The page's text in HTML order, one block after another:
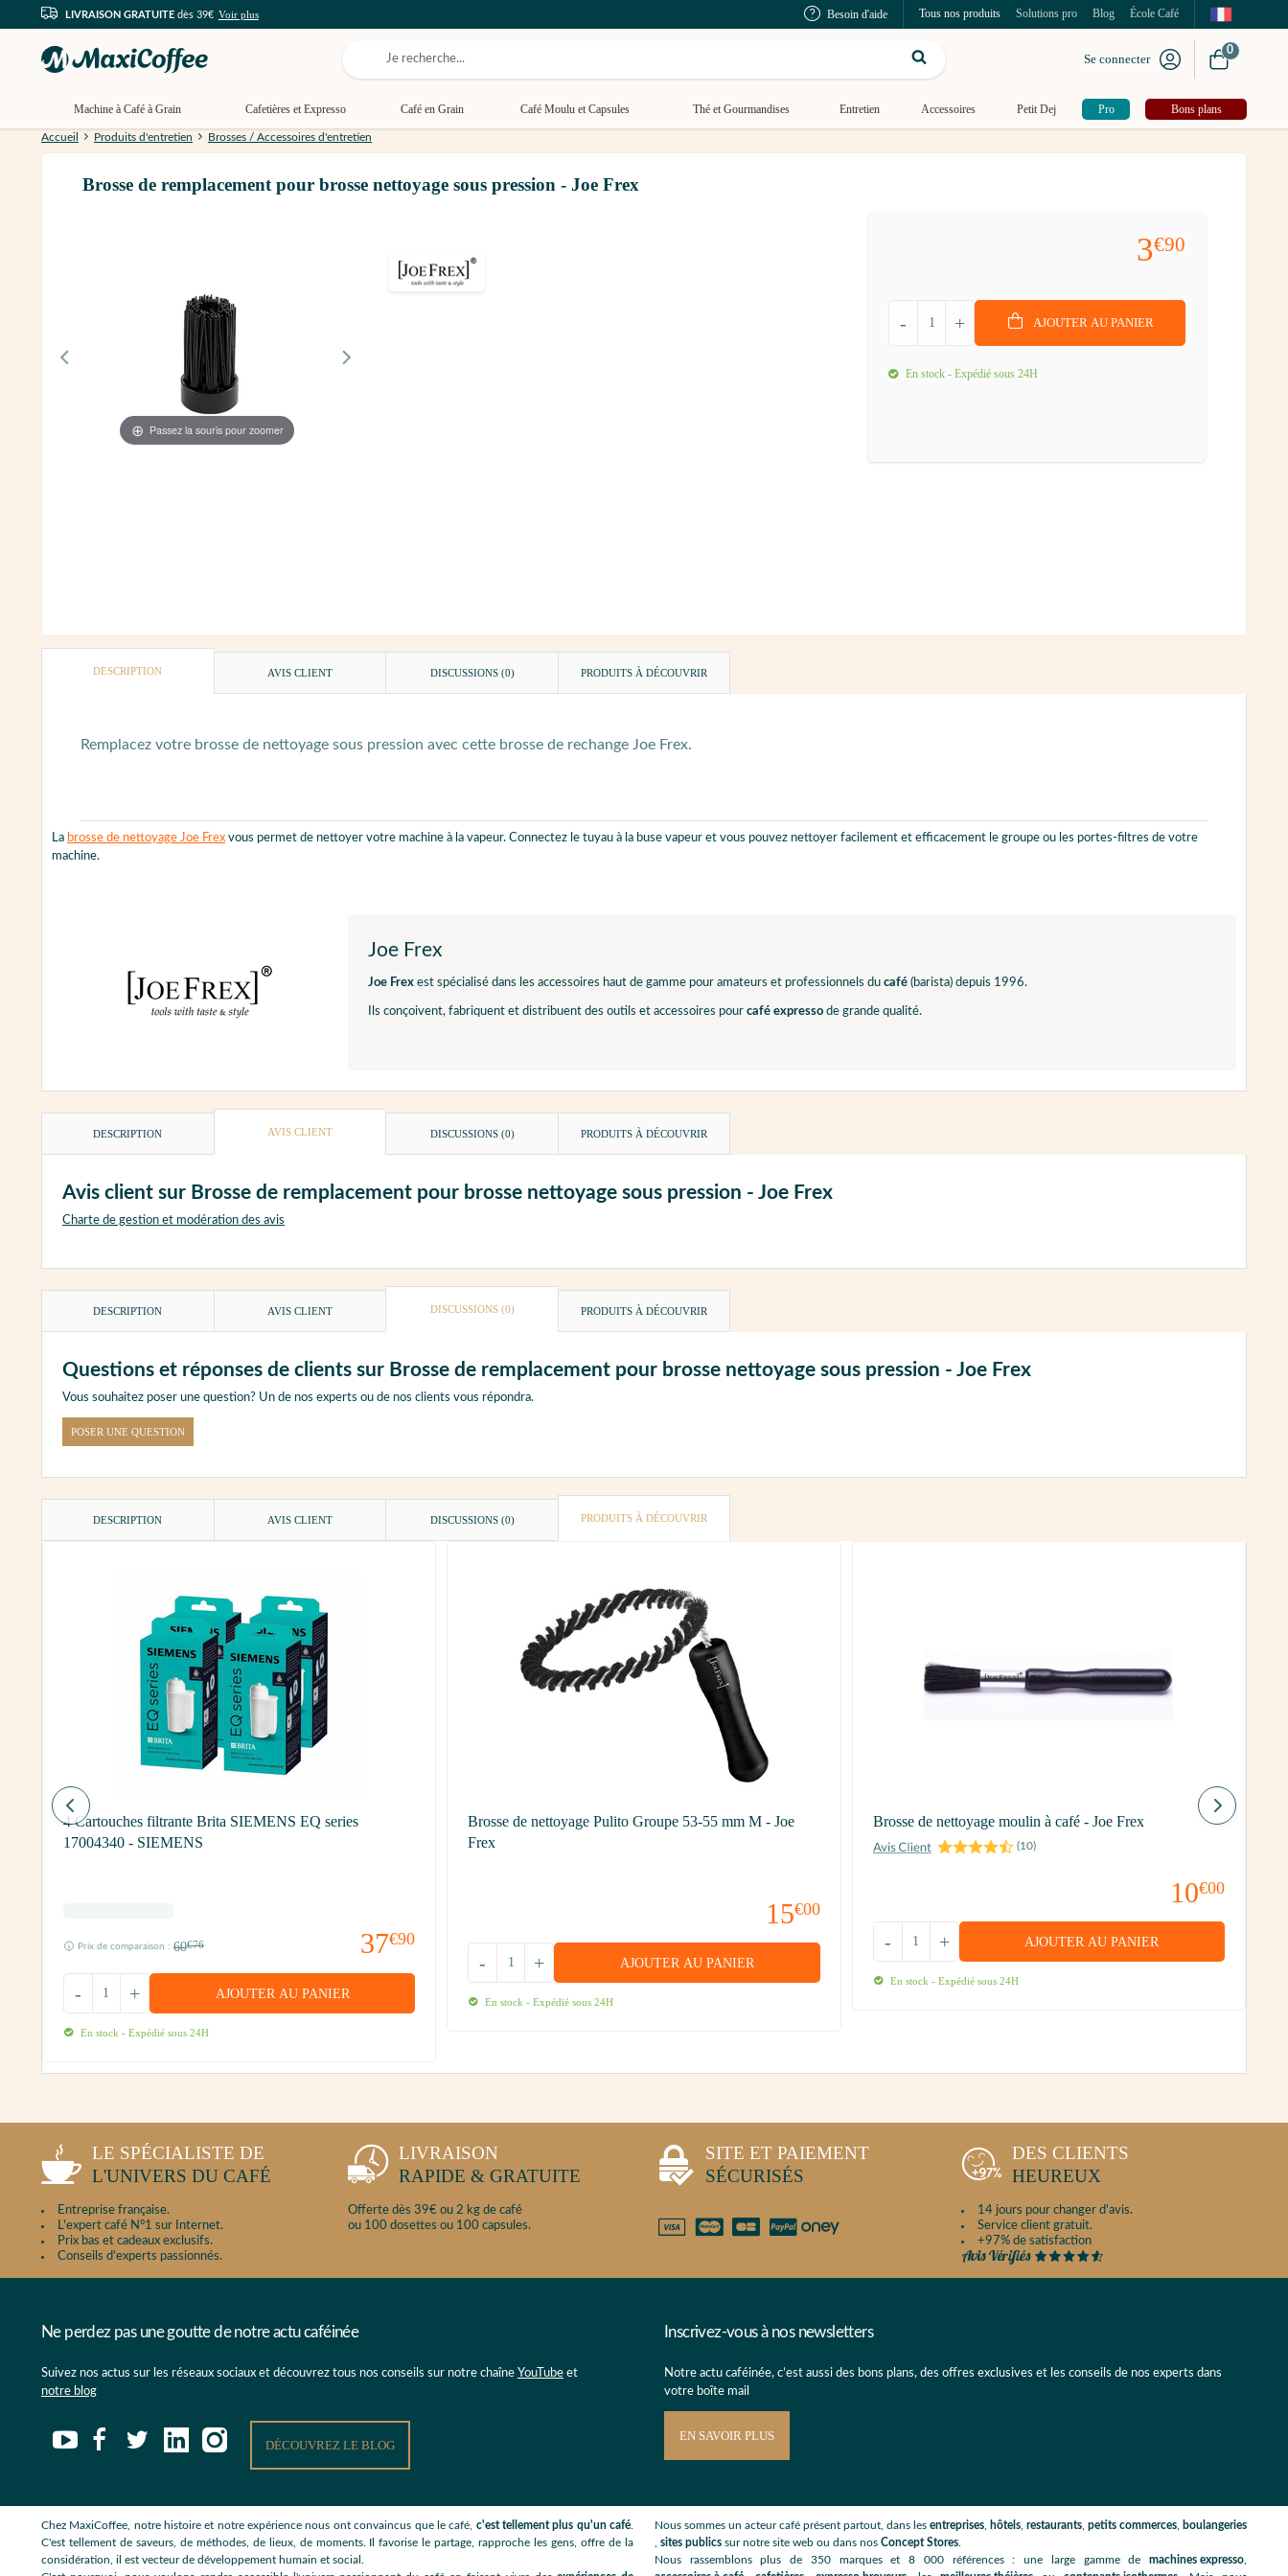
LIVRAISON GRATUITE dès 39€ Voir plus Besoin d'aide Tous nos produits Solutions pro Blog École Café
Se connecter
0
Machine à Café à Grain Cafetières et Expresso Café en Grain Café Moulu et Capsules Thé et Gourmandises Entretien Accessoires Petit Dej Pro Bons plans
Accueil Produits d'entretien Brosses / Accessoires d'entretien
Brosse de remplacement pour brosse nettoyage sous pression - Joe Frex
Passez la souris pour zoomer
3€90
+
- AJOUTER AU PANIER
En stock - Expédié sous 24H
DESCRIPTION AVIS CLIENT DISCUSSIONS (0) PRODUITS À DÉCOUVRIR
Remplacez votre brosse de nettoyage sous pression avec cette brosse de rechange Joe Frex.
La brosse de nettoyage Joe Frex vous permet de nettoyer votre machine à la vapeur. Connectez le tuyau à la buse vapeur et vous pouvez nettoyer facilement et efficacement le groupe ou les portes-filtres de votre
machine.
Joe Frex
Joe Frex est spécialisé dans les accessoires haut de gamme pour amateurs et professionnels du café (barista) depuis 1996.
Ils conçoivent, fabriquent et distribuent des outils et accessoires pour café expresso de grande qualité.
DESCRIPTION AVIS CLIENT DISCUSSIONS (0) PRODUITS À DÉCOUVRIR
Avis client sur Brosse de remplacement pour brosse nettoyage sous pression - Joe Frex
Charte de gestion et modération des avis
DESCRIPTION AVIS CLIENT DISCUSSIONS (0) PRODUITS À DÉCOUVRIR
Questions et réponses de clients sur Brosse de remplacement pour brosse nettoyage sous pression - Joe Frex
Vous souhaitez poser une question? Un de nos experts ou de nos clients vous répondra.
POSER UNE QUESTION
DESCRIPTION AVIS CLIENT DISCUSSIONS (0) PRODUITS À DÉCOUVRIR
4 Cartouches filtrante Brita SIEMENS EQ series
17004340 - SIEMENS
37€90
Prix de comparaison : 60€76
+
- AJOUTER AU PANIER
En stock - Expédié sous 24H
Brosse de nettoyage Pulito Groupe 53-55 mm M - Joe
Frex
15€00
+
- AJOUTER AU PANIER
En stock - Expédié sous 24H
Brosse de nettoyage moulin à café - Joe Frex
(10)
10€00
+
- AJOUTER AU PANIER
En stock - Expédié sous 24H
LE SPÉCIALISTE DE
L'UNIVERS DU CAFÉ
Entreprise française.
L'expert café N°1 sur Internet.
Prix bas et cadeaux exclusifs.
Conseils d'experts passionnés.
LIVRAISON
RAPIDE & GRATUITE
Offerte dès 39€ ou 2 kg de café
ou 100 dosettes ou 100 capsules.
SITE ET PAIEMENT
SÉCURISÉS
DES CLIENTS
HEUREUX
14 jours pour changer d'avis.
Service client gratuit.
+97% de satisfaction
Ne perdez pas une goutte de notre actu caféinée
Suivez nos actus sur les réseaux sociaux et découvrez tous nos conseils sur notre chaîne YouTube et
notre blog
DÉCOUVREZ LE BLOG
Inscrivez-vous à nos newsletters
Notre actu caféinée, c’est aussi des bons plans, des offres exclusives et les conseils de nos experts dans
votre boîte mail
EN SAVOIR PLUS
Chez MaxiCoffee, notre histoire et notre expérience nous ont convaincus que le café, c'est tellement plus qu'un café.
C'est tellement de saveurs, de méthodes, de lieux, de moments. Il favorise le partage, rapproche les gens, offre de la
considération, il est vecteur de développement humain et social.
Nous sommes un acteur café présent partout, dans les entreprises hôtels restaurants petits commerces
boulangeries
sites publics sur notre site web ou dans nos Concept Stores.
Nous rassemblons plus de 350 marques et 8 000 références : une large gamme de machines expresso